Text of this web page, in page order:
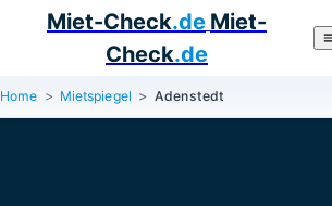
Miet-Check.de Miet-
Check.de
Home Mietspiegel Adenstedt